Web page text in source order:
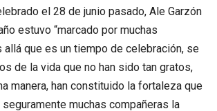
el 28 de junio pasado, Ale Garzón
estuvo “marcado por muchas
allá que es un tiempo de celebración, se
de la vida que no han sido tan gratos,
manera, han constituido la fortaleza que
muchas compañeras la